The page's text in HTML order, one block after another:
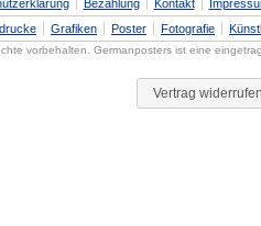
Bezahlung Kontakt
Grafiken Poster Fotografie
vorbehalten. Germanposters ist eine
Vertrag